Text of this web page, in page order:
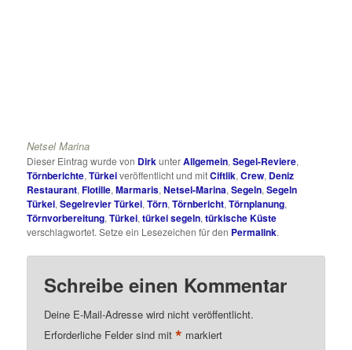
Netsel Marina
Dieser Eintrag wurde von DirkunterAllgemein,Segel-Reviere,
Törnberichte,Türkeiveröffentlicht und mitCiftlik,Crew, Deniz
Restaurant,Flotille,Marmaris,Netsel-Marina,Segeln,Segeln
Türkei,Segelrevier Türkei,Törn,Törnbericht,Törnplanung,
Törnvorbereitung,Türkei,türkei segeln,türkische Küste
verschlagwortet. Setze ein Lesezeichen für den Permalink.
Schreibe einen Kommentar
Deine E-Mail-Adresse wird nicht veröffentlicht.
Erforderliche Felder sind mit* markiert